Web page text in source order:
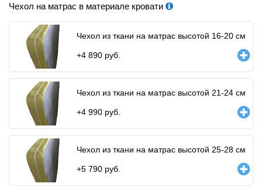
Чехол на матрас в материале кровати
Чехол из ткани на матрас высотой 16-20 см
+4 890 руб.
Чехол из ткани на матрас высотой 21-24 см
+4 990 руб.
Чехол из ткани на матрас высотой 25-28 см
+5 790 руб.